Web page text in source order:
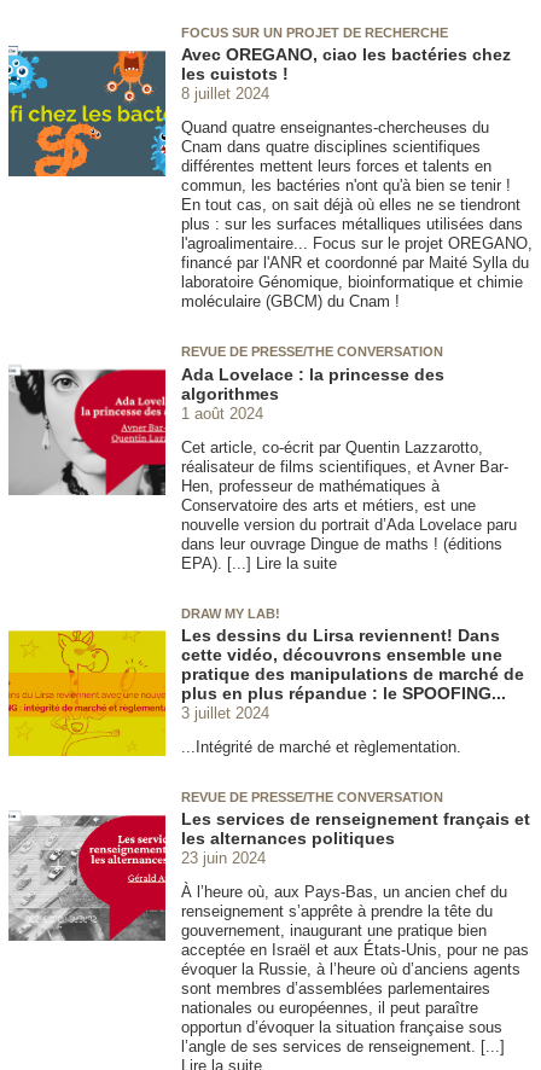
FOCUS SUR UN PROJET DE RECHERCHE
Avec OREGANO, ciao les bactéries chez
les cuistots !
8 juillet 2024
Quand quatre enseignantes-chercheuses du
Cnam dans quatre disciplines scientifiques
différentes mettent leurs forces et talents en
commun, les bactéries n'ont qu'à bien se tenir !
En tout cas, on sait déjà où elles ne se tiendront
plus : sur les surfaces métalliques utilisées dans
l'agroalimentaire... Focus sur le projet OREGANO,
financé par l'ANR et coordonné par Maité Sylla du
laboratoire Génomique, bioinformatique et chimie
moléculaire (GBCM) du Cnam !
REVUE DE PRESSE/THE CONVERSATION
Ada Lovelace : la princesse des
algorithmes
1 août 2024
Cet article, co-écrit par Quentin Lazzarotto,
réalisateur de films scientifiques, et Avner Bar-
Hen, professeur de mathématiques à
Conservatoire des arts et métiers, est une
nouvelle version du portrait d’Ada Lovelace paru
dans leur ouvrage Dingue de maths ! (éditions
EPA). [...] Lire la suite
DRAW MY LAB!
Les dessins du Lirsa reviennent! Dans
cette vidéo, découvrons ensemble une
pratique des manipulations de marché de
plus en plus répandue : le SPOOFING...
3 juillet 2024
...Intégrité de marché et règlementation.
REVUE DE PRESSE/THE CONVERSATION
Les services de renseignement français et
les alternances politiques
23 juin 2024
À l’heure où, aux Pays-Bas, un ancien chef du
renseignement s’apprête à prendre la tête du
gouvernement, inaugurant une pratique bien
acceptée en Israël et aux États-Unis, pour ne pas
évoquer la Russie, à l’heure où d’anciens agents
sont membres d’assemblées parlementaires
nationales ou européennes, il peut paraître
opportun d’évoquer la situation française sous
l’angle de ses services de renseignement. [...]
Lire la suite